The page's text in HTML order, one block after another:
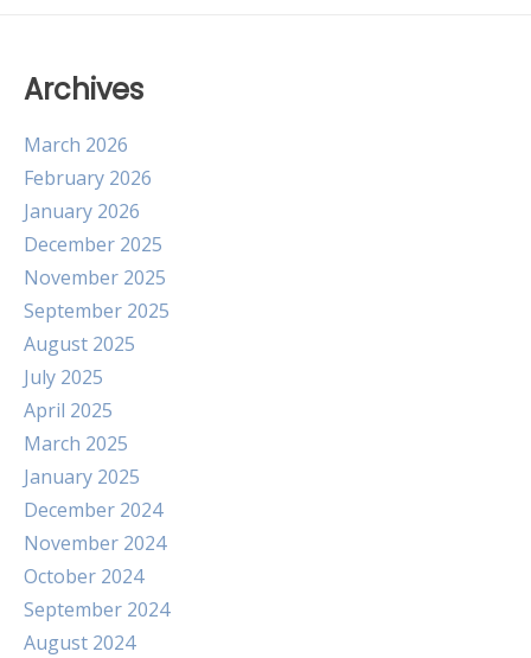
Archives
March 2026
February 2026
January 2026
December 2025
November 2025
September 2025
August 2025
July 2025
April 2025
March 2025
January 2025
December 2024
November 2024
October 2024
September 2024
August 2024